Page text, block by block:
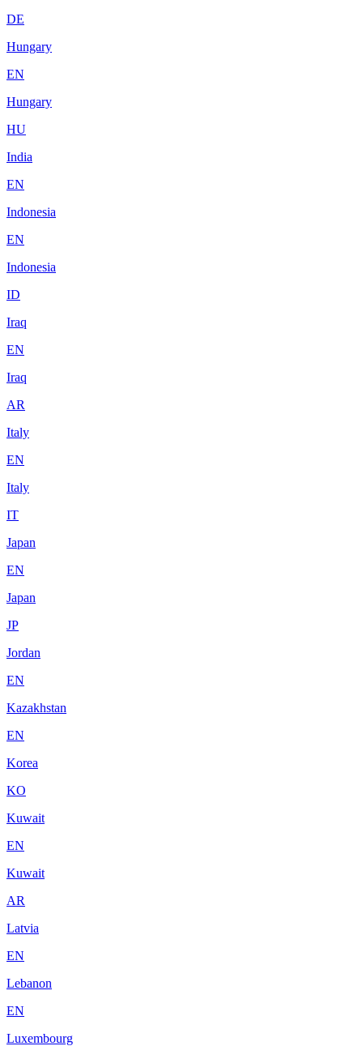
DE
Hungary
EN
Hungary
HU
India
EN
Indonesia
EN
Indonesia
ID
Iraq
EN
Iraq
AR
Italy
EN
Italy
IT
Japan
EN
Japan
JP
Jordan
EN
Kazakhstan
EN
Korea
KO
Kuwait
EN
Kuwait
AR
Latvia
EN
Lebanon
EN
Luxembourg